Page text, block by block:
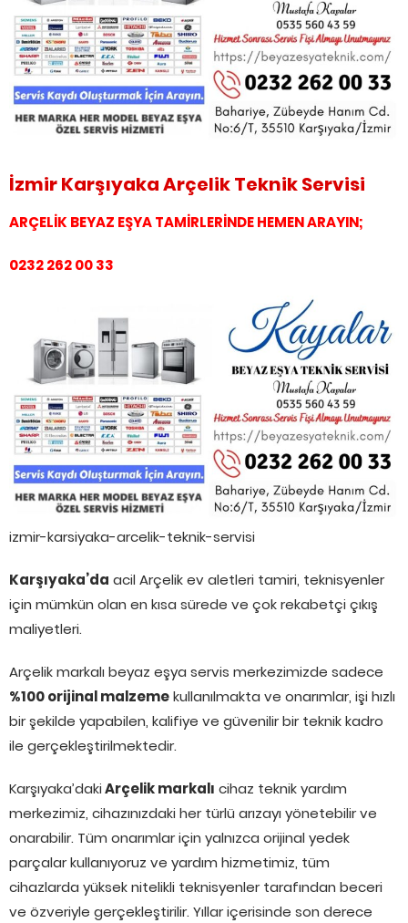
İzmir Karşıyaka Arçelik Teknik Servisi
ARÇELİK BEYAZ EŞYA TAMİRLERİNDE HEMEN ARAYIN;
0232 262 00 33
izmir-karsiyaka-arcelik-teknik-servisi
Karşıyaka’da acil Arçelik ev aletleri tamiri, teknisyenler
için mümkün olan en kısa sürede ve çok rekabetçi çıkış
maliyetleri.
Arçelik markalı beyaz eşya servis merkezimizde sadece
%100 orijinal malzemekullanılmakta ve onarımlar, işi hızlı
bir şekilde yapabilen, kalifiye ve güvenilir bir teknik kadro
ile gerçekleştirilmektedir.
Karşıyaka’dakiArçelik markalı cihaz teknik yardım
merkezimiz, cihazınızdaki her türlü arızayı yönetebilir ve
onarabilir. Tüm onarımlar için yalnızca orijinal yedek
parçalar kullanıyoruz ve yardım hizmetimiz, tüm
cihazlarda yüksek nitelikli teknisyenler tarafından beceri
ve özveriyle gerçekleştirilir. Yıllar içerisinde son derece